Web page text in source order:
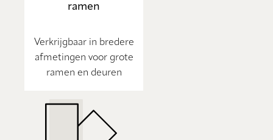
ramen
Verkrijgbaar in bredere
afmetingen voor grote
ramen en deuren